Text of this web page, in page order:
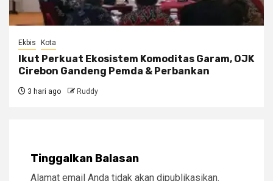
Ekbis Kota
Ikut Perkuat Ekosistem Komoditas Garam, OJK
Cirebon Gandeng Pemda & Perbankan
3 hari ago Ruddy
Tinggalkan Balasan
Alamat email Anda tidak akan dipublikasikan.